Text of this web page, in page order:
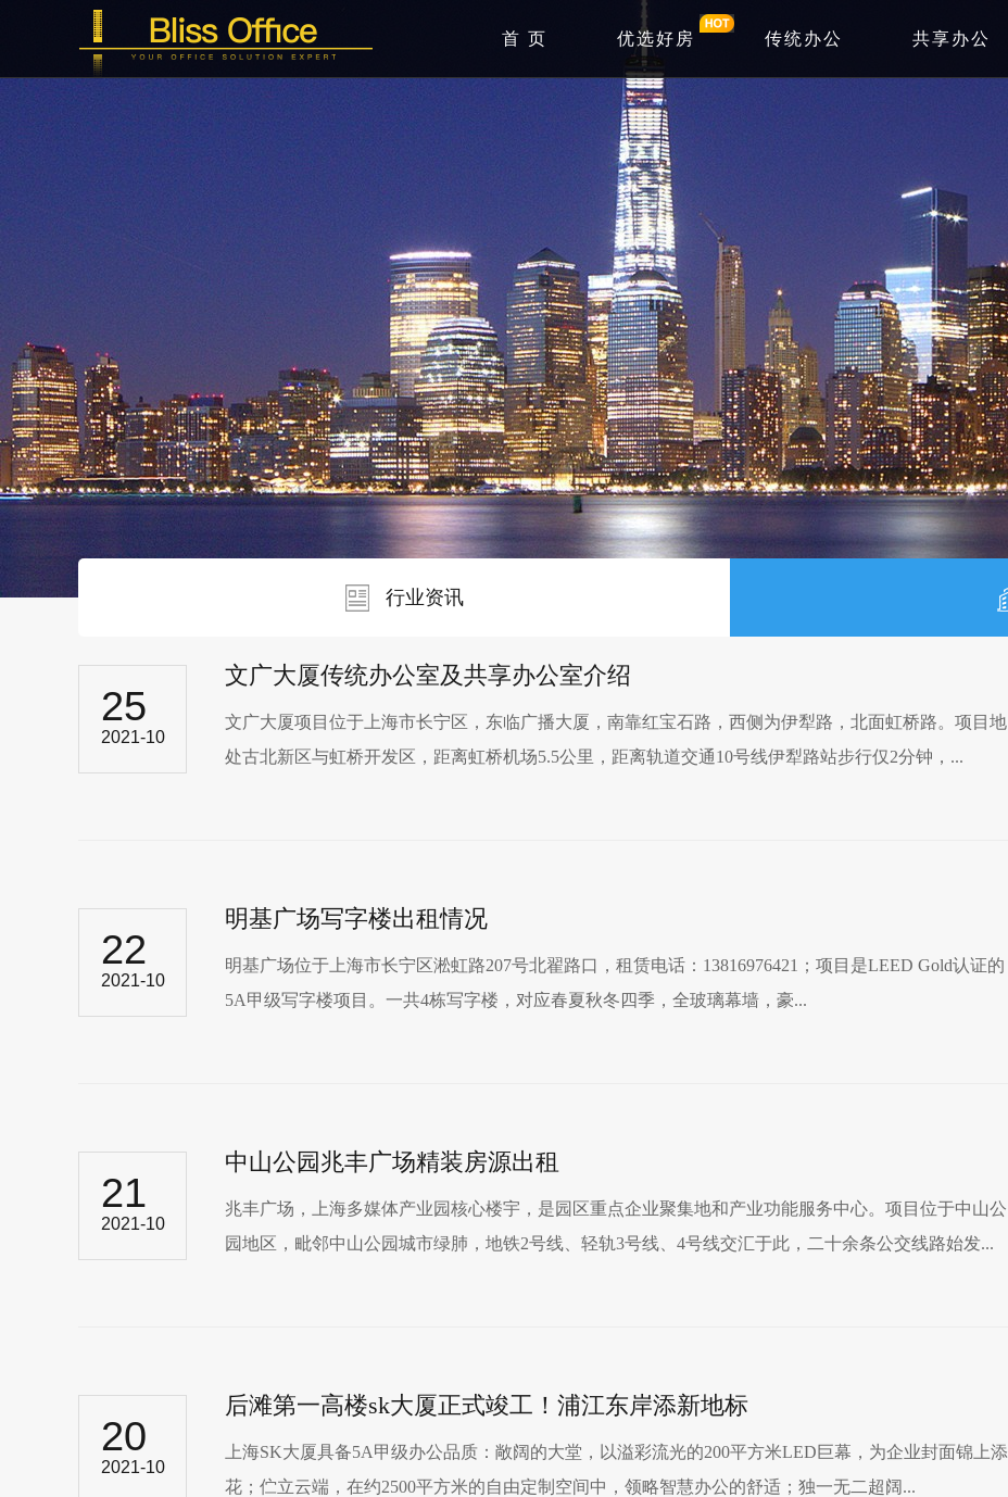
首 页 优选好房 传统办公 共享办公
行业资讯
25
2021-10
文广大厦传统办公室及共享办公室介绍
文广大厦项目位于上海市长宁区，东临广播大厦，南靠红宝石路，西侧为伊犁路，北面虹桥路。项目地
处古北新区与虹桥开发区，距离虹桥机场5.5公里，距离轨道交通10号线伊犁路站步行仅2分钟，...
22
2021-10
明基广场写字楼出租情况
明基广场位于上海市长宁区淞虹路207号北翟路口，租赁电话：13816976421；项目是LEED Gold认证的
5A甲级写字楼项目。一共4栋写字楼，对应春夏秋冬四季，全玻璃幕墙，豪...
21
2021-10
中山公园兆丰广场精装房源出租
兆丰广场，上海多媒体产业园核心楼宇，是园区重点企业聚集地和产业功能服务中心。项目位于中山公
园地区，毗邻中山公园城市绿肺，地铁2号线、轻轨3号线、4号线交汇于此，二十余条公交线路始发...
20
2021-10
后滩第一高楼sk大厦正式竣工！浦江东岸添新地标
上海SK大厦具备5A甲级办公品质：敞阔的大堂，以溢彩流光的200平方米LED巨幕，为企业封面锦上添
花；伫立云端，在约2500平方米的自由定制空间中，领略智慧办公的舒适；独一无二超阔...